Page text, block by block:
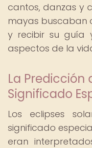
cantos, danzas y
mayas buscaban
y recibir su guía
aspectos de la
La Predicción
Significado
Los eclipses
significado
eran